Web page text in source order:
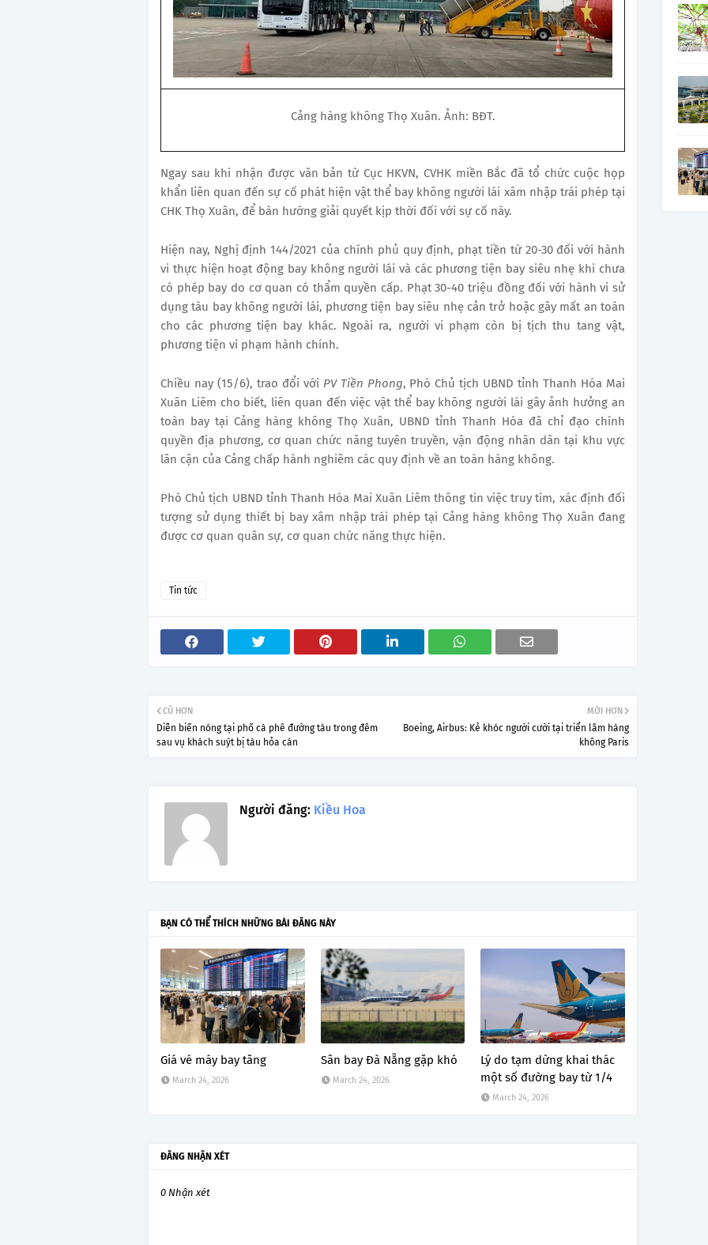
Cảng hàng không Thọ Xuân. Ảnh: BĐT.
Ngay sau khi nhận được văn bản từ Cục HKVN, CVHK miền Bắc đã tổ chức cuộc họp
khẩn liên quan đến sự cố phát hiện vật thể bay không người lái xâm nhập trái phép tại
CHK Thọ Xuân, để bàn hướng giải quyết kịp thời đối với sự cố này.
Hiện nay, Nghị định 144/2021 của chính phủ quy định, phạt tiền từ 20-30 đối với hành
vi thực hiện hoạt động bay không người lái và các phương tiện bay siêu nhẹ khi chưa
có phép bay do cơ quan có thẩm quyền cấp. Phạt 30-40 triệu đồng đối với hành vi sử
dụng tàu bay không người lái, phương tiện bay siêu nhẹ cản trở hoặc gây mất an toàn
cho các phương tiện bay khác. Ngoài ra, người vi phạm còn bị tịch thu tang vật,
phương tiện vi phạm hành chính.
Chiều nay (15/6), trao đổi với PV Tiền Phong, Phó Chủ tịch UBND tỉnh Thanh Hóa Mai
Xuân Liêm cho biết, liên quan đến việc vật thể bay không người lái gây ảnh hưởng an
toàn bay tại Cảng hàng không Thọ Xuân, UBND tỉnh Thanh Hóa đã chỉ đạo chính
quyền địa phương, cơ quan chức năng tuyên truyền, vận động nhân dân tại khu vực
lân cận của Cảng chấp hành nghiêm các quy định về an toàn hàng không.
Phó Chủ tịch UBND tỉnh Thanh Hóa Mai Xuân Liêm thông tin việc truy tìm, xác định đối
tượng sử dụng thiết bị bay xâm nhập trái phép tại Cảng hàng không Thọ Xuân đang
được cơ quan quân sự, cơ quan chức năng thực hiện.
Tin tức
MỚI HƠN
Boeing, Airbus: Kẻ khóc người cười tại triển lãm hàng
không Paris
CŨ HƠN
Diễn biến nóng tại phố cà phê đường tàu trong đêm
sau vụ khách suýt bị tàu hỏa cán
Người đăng: Kiều Hoa
BẠN CÓ THỂ THÍCH NHỮNG BÀI ĐĂNG NÀY
Giá vé máy bay tăng
March 24, 2026
Sân bay Đà Nẵng gặp khó
March 24, 2026
Lý do tạm dừng khai thác
một số đường bay từ 1/4
March 24, 2026
ĐĂNG NHẬN XÉT
0 Nhận xét